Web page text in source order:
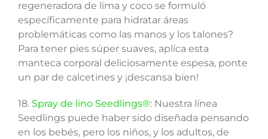
regeneradora de lima y coco se formuló
específicamente para hidratar áreas
problemáticas como las manos y los talones?
Para tener pies súper suaves, aplíca esta
manteca corporal deliciosamente espesa, ponte
un par de calcetines y ¡descansa bien!
18. Spray de lino Seedlings®: Nuestra línea
Seedlings puede haber sido diseñada pensando
en los bebés, pero los niños, y los adultos, de